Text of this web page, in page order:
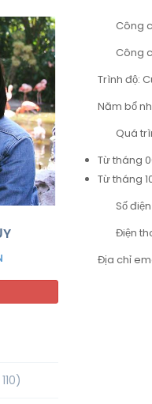
Công
Công
Trình độ:
Năm bổ
Quá
Từ tháng
Từ tháng
Số
Điện
Địa chỉ